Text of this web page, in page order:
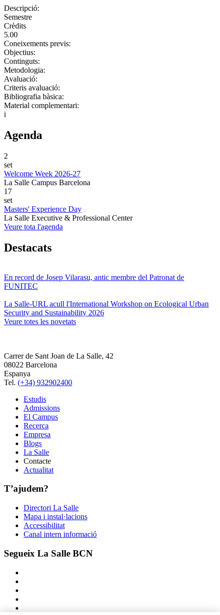
Descripció:
Semestre
Crèdits
5.00
Coneixements previs:
Objectius:
Continguts:
Metodologia:
Avaluació:
Criteris avaluació:
Bibliografia bàsica:
Material complementari:
i
Agenda
2
set
Welcome Week 2026-27
La Salle Campus Barcelona
17
set
Masters' Experience Day
La Salle Executive & Professional Center
Veure tota l'agenda
Destacats
En record de Josep Vilarasu, antic membre del Patronat de
FUNITEC
La Salle-URL acull l'International Workshop on Ecological Urban
Security and Sustainability 2026
Veure totes les novetats
Carrer de Sant Joan de La Salle, 42
08022 Barcelona
Espanya
Tel. (+34) 932902400
Estudis
Admissions
El Campus
Recerca
Empresa
Blogs
La Salle
Contacte
Actualitat
T’ajudem?
Directori La Salle
Mapa i instal·lacions
Accessibilitat
Canal intern informació
Segueix La Salle BCN